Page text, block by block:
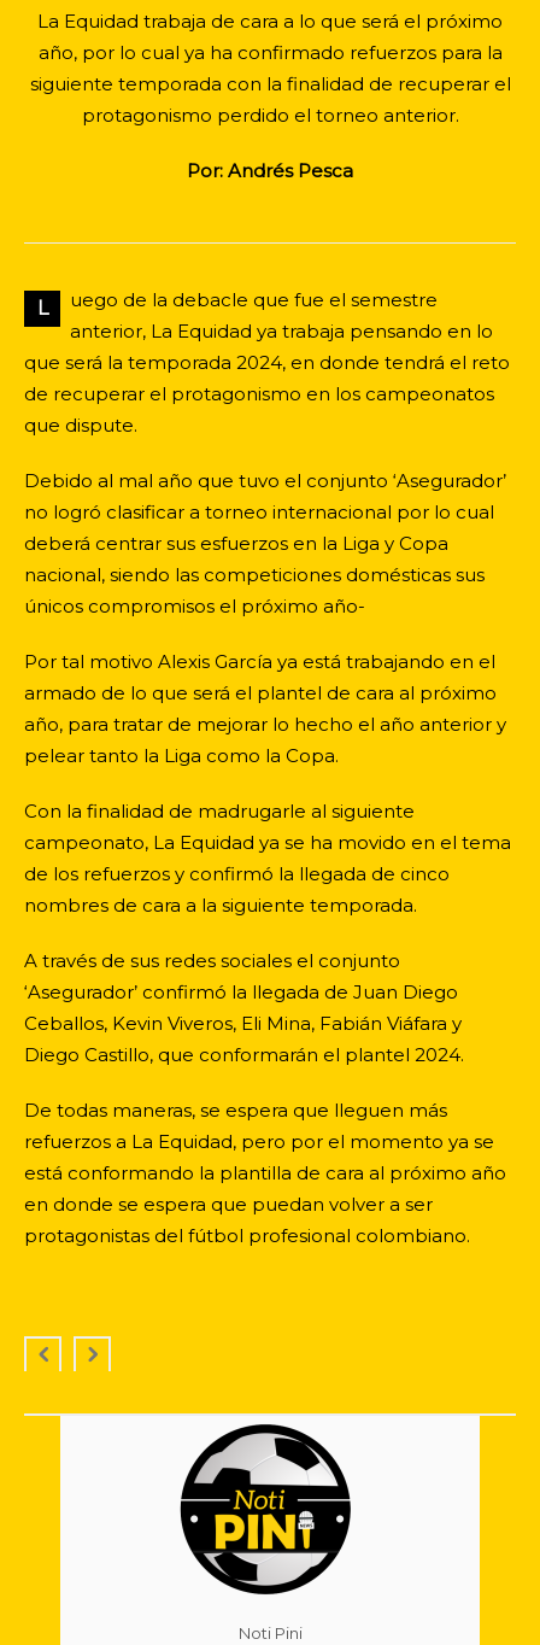
La Equidad trabaja de cara a lo que será el próximo
año, por lo cual ya ha confirmado refuerzos para la
siguiente temporada con la finalidad de recuperar el
protagonismo perdido el torneo anterior.
Por: Andrés Pesca
L
uego de la debacle que fue el semestre
anterior, La Equidad ya trabaja pensando en lo
que será la temporada 2024, en donde tendrá el reto
de recuperar el protagonismo en los campeonatos
que dispute.
Debido al mal año que tuvo el conjunto ‘Asegurador’
no logró clasificar a torneo internacional por lo cual
deberá centrar sus esfuerzos en la Liga y Copa
nacional, siendo las competiciones domésticas sus
únicos compromisos el próximo año-
Por tal motivo Alexis García ya está trabajando en el
armado de lo que será el plantel de cara al próximo
año, para tratar de mejorar lo hecho el año anterior y
pelear tanto la Liga como la Copa.
Con la finalidad de madrugarle al siguiente
campeonato, La Equidad ya se ha movido en el tema
de los refuerzos y confirmó la llegada de cinco
nombres de cara a la siguiente temporada.
A través de sus redes sociales el conjunto
‘Asegurador’ confirmó la llegada de Juan Diego
Ceballos, Kevin Viveros, Eli Mina, Fabián Viáfara y
Diego Castillo, que conformarán el plantel 2024.
De todas maneras, se espera que lleguen más
refuerzos a La Equidad, pero por el momento ya se
está conformando la plantilla de cara al próximo año
en donde se espera que puedan volver a ser
protagonistas del fútbol profesional colombiano.
Noti Pini